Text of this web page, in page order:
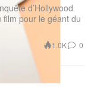
d’Hollywood
pour le géant du
1.0K 0